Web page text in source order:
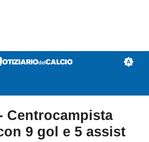
Centrocampista
9 gol e 5 assist